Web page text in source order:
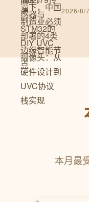
2026/8/
本月最